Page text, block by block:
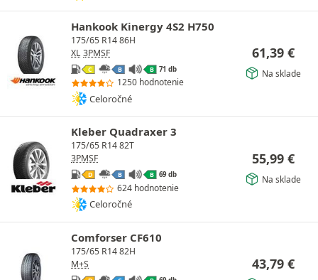
Hankook Kinergy 4S2 H750
175/65 R14 86H
XL 3PMSF
C B B 71 db
1250 hodnotenie
Celoročné
61,39 €
Na sklade
Kleber Quadraxer 3
175/65 R14 82T
3PMSF
D B B 69 db
624 hodnotenie
Celoročné
55,99 €
Na sklade
Comforser CF610
175/65 R14 82H
M+S
43,79 €